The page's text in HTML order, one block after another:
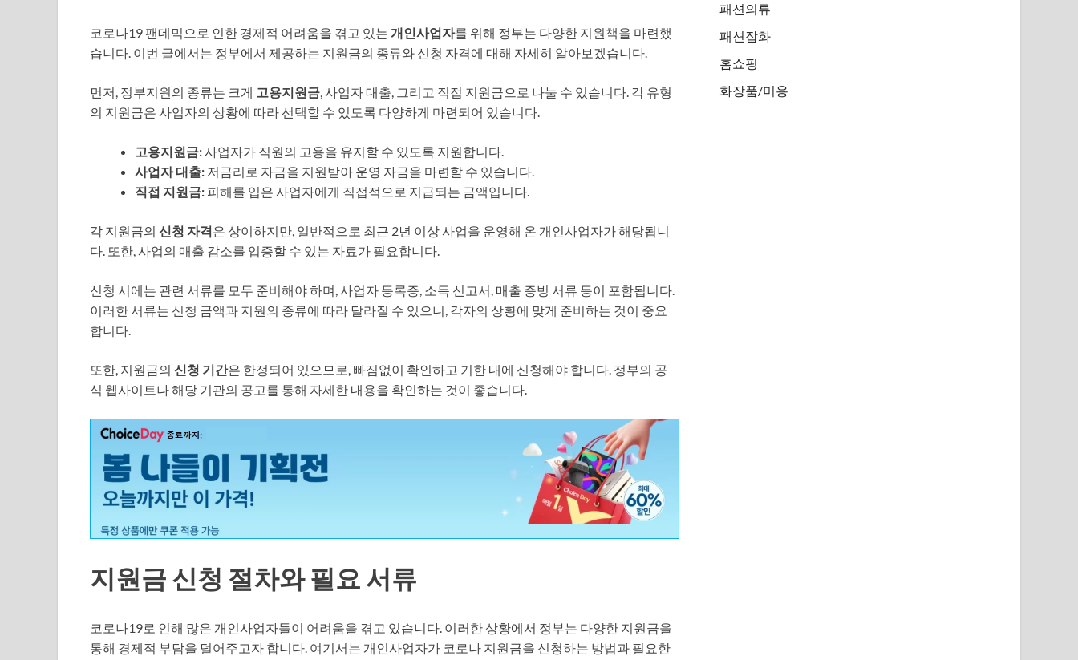
코로나19 팬데믹으로 인한 경제적 어려움을 겪고 있는 개인사업자를 위해 정부는 다양한 지원책을 마련했
습니다. 이번 글에서는 정부에서 제공하는 지원금의 종류와 신청 자격에 대해 자세히 알아보겠습니다.
먼저, 정부지원의 종류는 크게 고용지원금, 사업자 대출, 그리고 직접 지원금으로 나눌 수 있습니다. 각 유형
의 지원금은 사업자의 상황에 따라 선택할 수 있도록 다양하게 마련되어 있습니다.
고용지원금:사업자가 직원의 고용을 유지할 수 있도록 지원합니다.
사업자 대출: 저금리로 자금을 지원받아 운영 자금을 마련할 수 있습니다.
직접 지원금: 피해를 입은 사업자에게 직접적으로 지급되는 금액입니다.
각 지원금의 신청 자격은 상이하지만, 일반적으로 최근 2년 이상 사업을 운영해 온 개인사업자가 해당됩니
다. 또한, 사업의 매출 감소를 입증할 수 있는 자료가 필요합니다.
신청 시에는 관련 서류를 모두 준비해야 하며, 사업자 등록증, 소득 신고서, 매출 증빙 서류 등이 포함됩니다.
이러한 서류는 신청 금액과 지원의 종류에 따라 달라질 수 있으니, 각자의 상황에 맞게 준비하는 것이 중요
합니다.
또한, 지원금의 신청 기간은 한정되어 있으므로, 빠짐없이 확인하고 기한 내에 신청해야 합니다. 정부의 공
식 웹사이트나 해당 기관의 공고를 통해 자세한 내용을 확인하는 것이 좋습니다.
지원금 신청 절차와 필요 서류
코로나19로 인해 많은 개인사업자들이 어려움을 겪고 있습니다. 이러한 상황에서 정부는 다양한 지원금을
통해 경제적 부담을 덜어주고자 합니다. 여기서는 개인사업자가 코로나 지원금을 신청하는 방법과 필요한
패션의류
패션잡화
홈쇼핑
화장품/미용